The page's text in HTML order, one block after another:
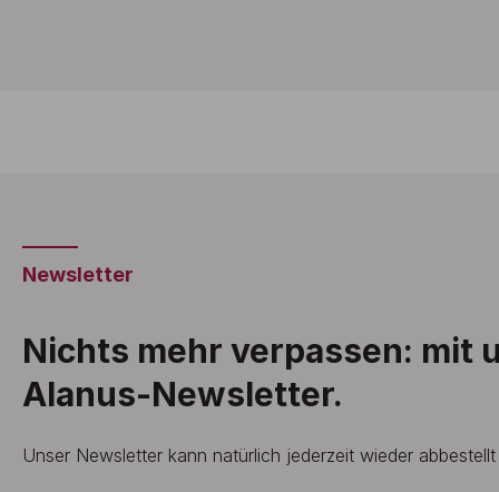
Newsletter
Nichts mehr verpassen: mit
Alanus-Newsletter.
Unser Newsletter kann natürlich jederzeit wieder